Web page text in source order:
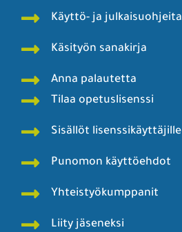
Käyttö- ja julkaisuohjeita
Käsityön sanakirja
Anna palautetta
Tilaa opetuslisenssi
Sisällöt lisenssikäyttäjille
Punomon käyttöehdot
Yhteistyökumppanit
Liity jäseneksi